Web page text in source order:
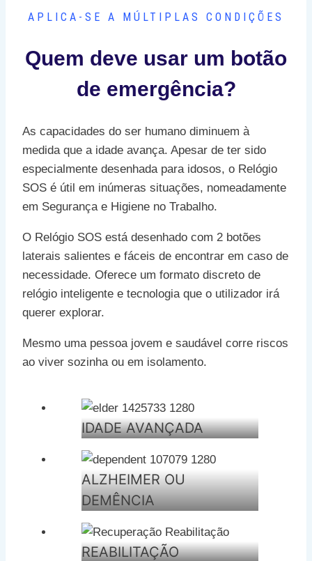
APLICA-SE A MÚLTIPLAS CONDIÇÕES
Quem deve usar um botão
de emergência?
As capacidades do ser humano diminuem à
medida que a idade avança. Apesar de ter sido
especialmente desenhada para idosos, o Relógio
SOS é útil em inúmeras situações, nomeadamente
em Segurança e Higiene no Trabalho.
O Relógio SOS está desenhado com 2 botões
laterais salientes e fáceis de encontrar em caso de
necessidade. Oferece um formato discreto de
relógio inteligente e tecnologia que o utilizador irá
querer explorar.
Mesmo uma pessoa jovem e saudável corre riscos
ao viver sozinha ou em isolamento.
IDADE AVANÇADA
ALZHEIMER OU
DEMÊNCIA
REABILITAÇÃO